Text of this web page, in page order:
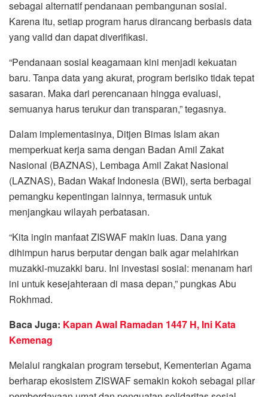
sebagai alternatif pendanaan pembangunan sosial.
Karena itu, setiap program harus dirancang berbasis data
yang valid dan dapat diverifikasi.
“Pendanaan sosial keagamaan kini menjadi kekuatan
baru. Tanpa data yang akurat, program berisiko tidak tepat
sasaran. Maka dari perencanaan hingga evaluasi,
semuanya harus terukur dan transparan,” tegasnya.
Dalam implementasinya, Ditjen Bimas Islam akan
memperkuat kerja sama dengan Badan Amil Zakat
Nasional (BAZNAS), Lembaga Amil Zakat Nasional
(LAZNAS), Badan Wakaf Indonesia (BWI), serta berbagai
pemangku kepentingan lainnya, termasuk untuk
menjangkau wilayah perbatasan.
“Kita ingin manfaat ZISWAF makin luas. Dana yang
dihimpun harus berputar dengan baik agar melahirkan
muzakki-muzakki baru. Ini investasi sosial: menanam hari
ini untuk kesejahteraan di masa depan,” pungkas Abu
Rokhmad.
Baca Juga: Kapan Awal Ramadan 1447 H, Ini Kata
Kemenag
Melalui rangkaian program tersebut, Kementerian Agama
berharap ekosistem ZISWAF semakin kokoh sebagai pilar